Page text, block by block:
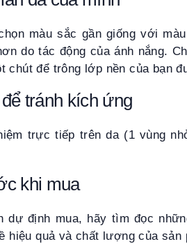
màu sắc gần giống với
do tác động của ánh nắng.
chút để trông lớp nền của bạn
tránh kích ứng
trực tiếp trên da (1 vùng
khi mua
dự định mua, hãy tìm đọc
quả và chất lượng của sản